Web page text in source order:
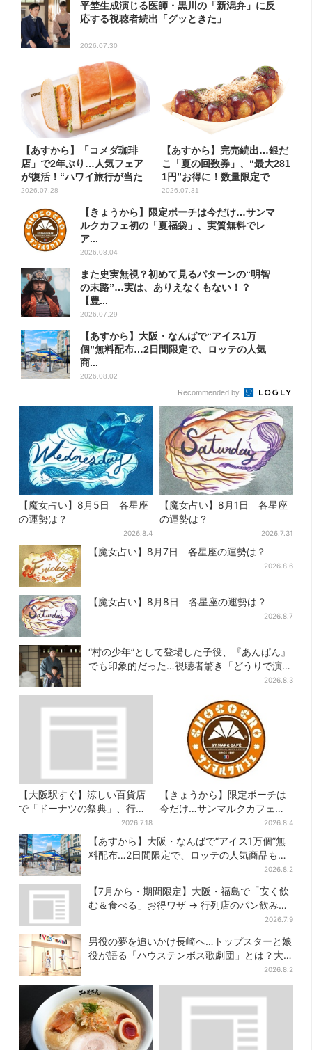
平埜生成演じる医師・黒川の「新潟弁」に反
応する視聴者続出「グッときた」
2026.07.30
【あすから】「コメダ珈琲
店」で2年ぶり…人気フェア
が復活！“ハワイ旅行が当た
る”...
2026.07.28
【あすから】完売続出…銀だ
こ「夏の回数券」、“最大281
1円”お得に！数量限定で
2026.07.31
【きょうから】限定ポーチは今だけ…サンマ
ルクカフェ初の「夏福袋」、実質無料でレ
ア...
2026.08.04
また史実無視？初めて見るパターンの“明智
の末路”…実は、ありえなくもない！？
【豊...
2026.07.29
【あすから】大阪・なんばで“アイス1万
個”無料配布…2日間限定で、ロッテの人気
商...
2026.08.02
Recommended by
【魔女占い】8月5日 各星座
の運勢は？
2026.8.4
【魔女占い】8月1日 各星座
の運勢は？
2026.7.31
【魔女占い】8月7日 各星座の運勢は？
2026.8.6
【魔女占い】8月8日 各星座の運勢は？
2026.8.7
“村の少年”として登場した子役、『あんぱん』
でも印象的だった…視聴者驚き「どうりで演技
2026.8.3
【大阪駅すぐ】涼しい百貨店
で「ドーナツの祭典」、行列
店の“できたて”＆限定メニュ
ーも
2026.7.18
【きょうから】限定ポーチは
今だけ…サンマルクカフェ初
の「夏福袋」、実質無料でレ
アグッズが手に入る
2026.8.4
【あすから】大阪・なんばで“アイス1万個”無
料配布…2日間限定で、ロッテの人気商品もら
2026.8.2
【7月から・期間限定】大阪・福島で「安く飲
む＆食べる」お得ワザ → 行列店のパン飲みセ
2026.7.9
男役の夢を追いかけ長崎へ…トップスターと娘
役が語る「ハウステンボス歌劇団」とは？大
2026.8.2